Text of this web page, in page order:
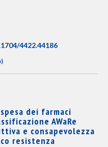
4422.44186
dei farmaci
AWaRe
e consapevolezza
resistenza